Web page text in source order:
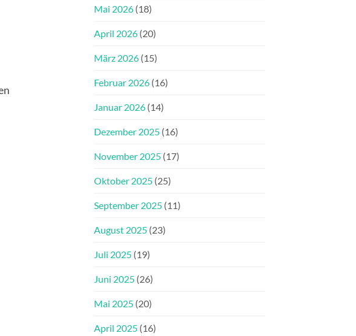
Mai 2026 (18)
April 2026 (20)
März 2026 (15)
Februar 2026 (16)
Januar 2026 (14)
Dezember 2025 (16)
November 2025 (17)
Oktober 2025 (25)
September 2025 (11)
August 2025 (23)
Juli 2025 (19)
Juni 2025 (26)
Mai 2025 (20)
April 2025 (16)